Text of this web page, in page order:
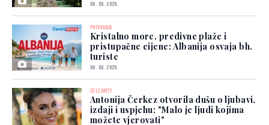
06. 08. 2026.
PUTOVANJA
Kristalno more, predivne plaže i
pristupačne cijene: Albanija osvaja bh.
turiste
06. 08. 2026.
CELEBRITY
Antonija Čerkez otvorila dušu o ljubavi,
izdaji i uspjehu: "Malo je ljudi kojima
možete vjerovati"